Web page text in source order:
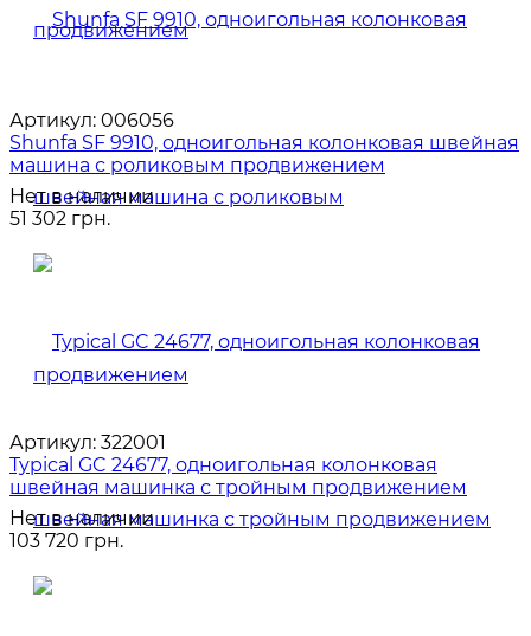
Артикул: 006056
Shunfa SF 9910, одноигольная колонковая швейная
машина с роликовым продвижением
Нет в наличии
51 302 грн.
Артикул: 322001
Typical GC 24677, одноигольная колонковая
швейная машинка с тройным продвижением
Нет в наличии
103 720 грн.